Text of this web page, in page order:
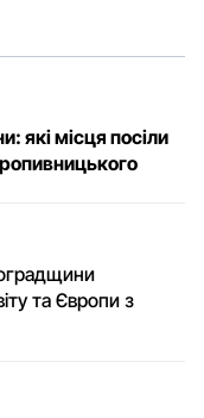
які місця посіли
та Європи з